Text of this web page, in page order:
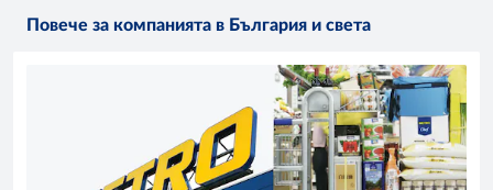
Повече за компанията в България и света